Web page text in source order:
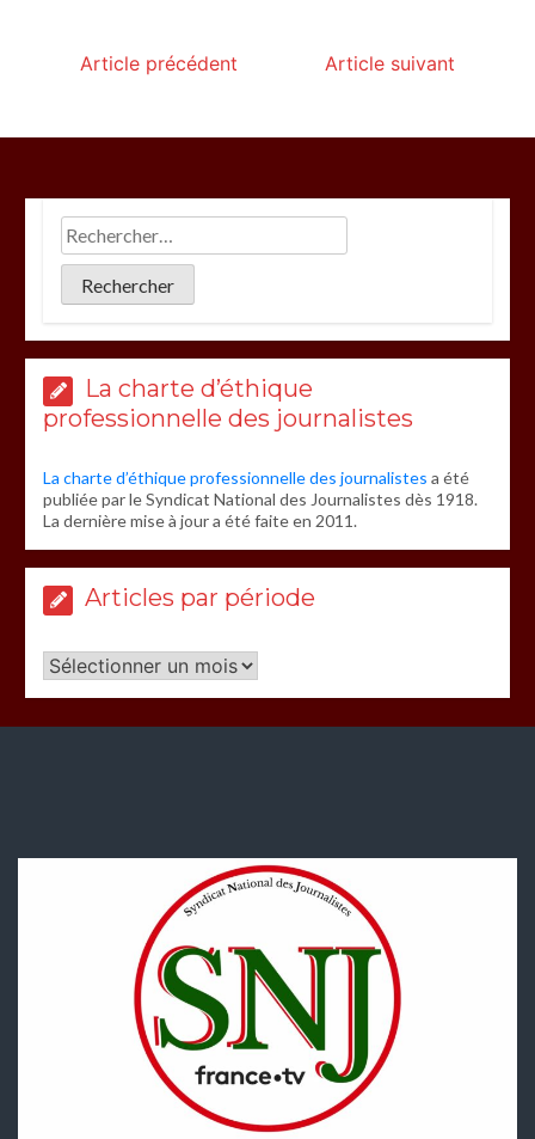
Article précédent Article suivant
La charte d’éthique
professionnelle des journalistes
La charte d’éthique professionnelle des journalistes a été
publiée par le Syndicat National des Journalistes dès 1918.
La dernière mise à jour a été faite en 2011.
Articles par période
Articles
par
période